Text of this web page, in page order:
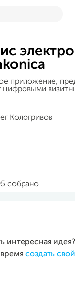
приложение,
цифровыми
Кологривов
собрано
интересная идея?
создать